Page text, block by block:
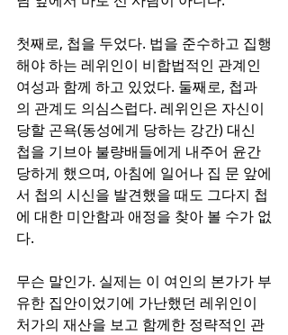
첫째로, 첩을 두었다. 법을 준수하고 집행
해야 하는 레위인이 비합법적인 관계인
여성과 함께 하고 있었다. 둘째로, 첩과
의 관계도 의심스럽다. 레위인은 자신이
당할 곤욕(동성에게 당하는 강간) 대신
첩을 기브아 불량배들에게 내주어 윤간
당하게 했으며, 아침에 일어나 집 문 앞에
서 첩의 시신을 발견했을 때도 그다지 첩
에 대한 미안함과 애정을 찾아 볼 수가 없
다.
무슨 말인가. 실제는 이 여인의 본가가 부
유한 집안이었기에 가난했던 레위인이
처가의 재산을 보고 함께한 정략적인 관